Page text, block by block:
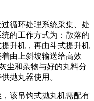
循环处理系统采集、处
的工作方式为：散落的
升机，再由斗式提升机
由上斜坡输送给高效
尘和杂物与好的丸料分
抛丸器使用。
该吊钩式抛丸机需配有